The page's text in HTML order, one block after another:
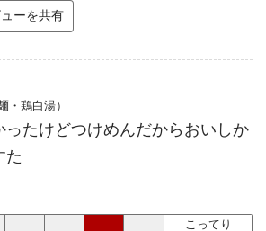
ーを共有
・鶏白湯）
ったけどつけめんだからおいしか
た
こってり